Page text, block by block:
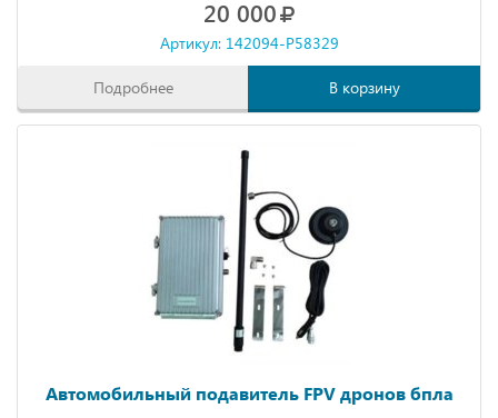
20 000
Артикул: 142094-P58329
Подробнее В корзину
Автомобильный подавитель FPV дронов бпла